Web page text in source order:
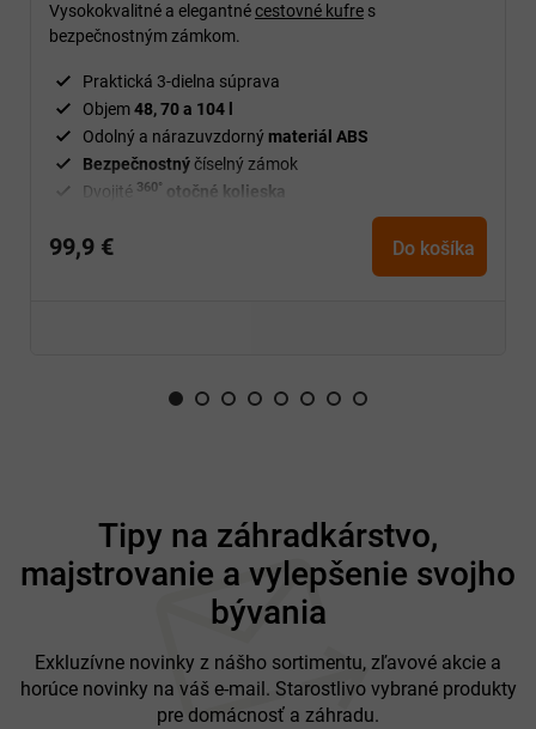
Vysokokvalitné a elegantnécestovné kufre s
bezpečnostným zámkom.
Praktická 3-dielna súprava
Objem48, 70 a 104 l
Odolný a nárazuvzdorný materiál ABS
Bezpečnostnýčíselný zámok
Dvojité 360° otočné kolieska
Jednoduchá manipulácia s
99,9 € Do košíka
Tipy na záhradkárstvo,
majstrovanie a vylepšenie svojho
bývania
Exkluzívne novinky z nášho sortimentu, zľavové akcie a
horúce novinky na váš e-mail. Starostlivo vybrané produkty
pre domácnosť a záhradu.